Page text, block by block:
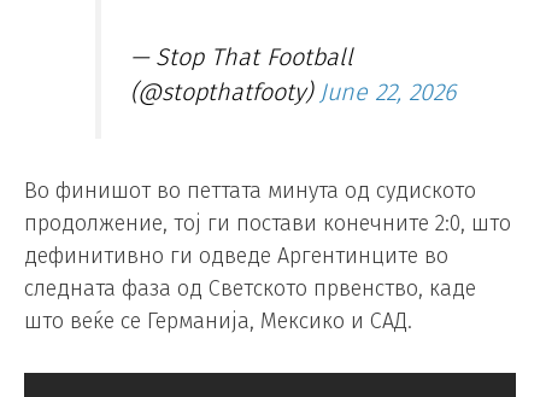
— Stop That Football
(@stopthatfooty) June 22, 2026
Во финишот во петтата минута од судиското
продолжение, тој ги постави конечните 2:0, што
дефинитивно ги одведе Аргентинците во
следната фаза од Светското првенство, каде
што веќе се Германија, Мексико и САД.